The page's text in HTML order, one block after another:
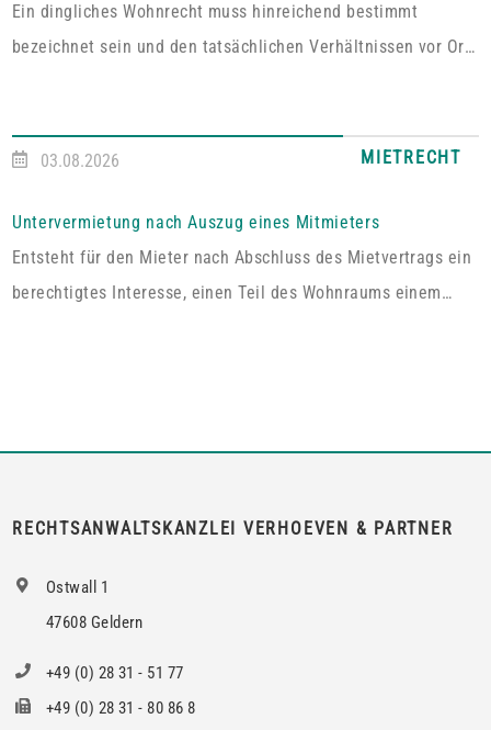
Ein dingliches Wohnrecht muss hinreichend bestimmt
bezeichnet sein und den tatsächlichen Verhältnissen vor Ort
Oberlandesgericht Zweibrücken entschiedenen Fall umfasste
alleinige ausschließliche Benutzung der abgeschlossenen
Wohnung im Dachgeschoss“. Tatsächlich handelt es sich bei
dem […]
03.08.2026 MIETRECHT
Untervermietung nach Auszug eines Mitmieters
Entsteht für den Mieter nach Abschluss des Mietvertrags ein
berechtigtes Interesse, einen Teil des Wohnraums einem
RECHTSANWALTSKANZLEI VERHOEVEN & PARTNER
Ostwall 1
47608 Geldern
+49 (0) 28 31 - 51 77
+49 (0) 28 31 - 80 86 8